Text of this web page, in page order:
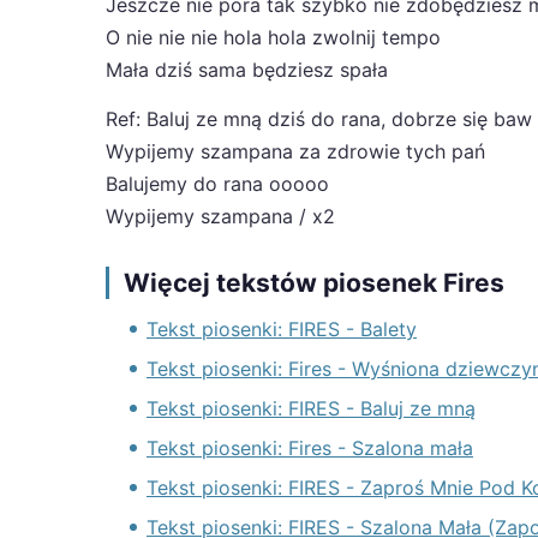
Jeszcze nie pora tak szybko nie zdobędziesz
O nie nie nie hola hola zwolnij tempo
Mała dziś sama będziesz spała
Ref: Baluj ze mną dziś do rana, dobrze się baw
Wypijemy szampana za zdrowie tych pań
Balujemy do rana ooooo
Wypijemy szampana / x2
Więcej tekstów piosenek Fires
Tekst piosenki: FIRES - Balety
Tekst piosenki: Fires - Wyśniona
Tekst piosenki: FIRES - Baluj ze mną
Tekst piosenki: Fires - Szalona mała
Tekst piosenki: FIRES - Zaproś Mnie Pod
Tekst piosenki: FIRES - Szalona Mała